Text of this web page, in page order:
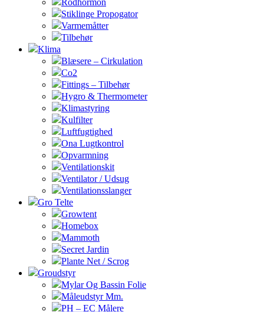
Rodhormon
Stiklinge Propogator
Varmemåtter
Tilbehør
Klima
Blæsere – Cirkulation
Co2
Fittings – Tilbehør
Hygro & Thermometer
Klimastyring
Kulfilter
Luftfugtighed
Ona Lugtkontrol
Opvarmning
Ventilationskit
Ventilator / Udsug
Ventilationsslanger
Gro Telte
Growtent
Homebox
Mammoth
Secret Jardin
Plante Net / Scrog
Groudstyr
Mylar Og Bassin Folie
Måleudstyr Mm.
PH – EC Målere